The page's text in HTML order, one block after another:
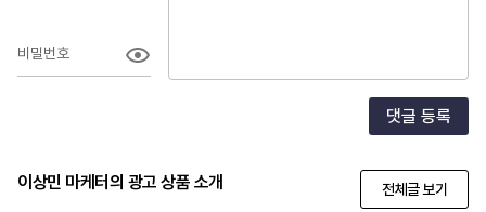
비밀번호
댓글 등록
이상민 마케터의 광고 상품 소개 전체글 보기